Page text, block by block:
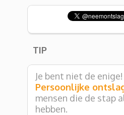
TIP
Je bent niet de
Persoonlijke
mensen die de stap
hebben.